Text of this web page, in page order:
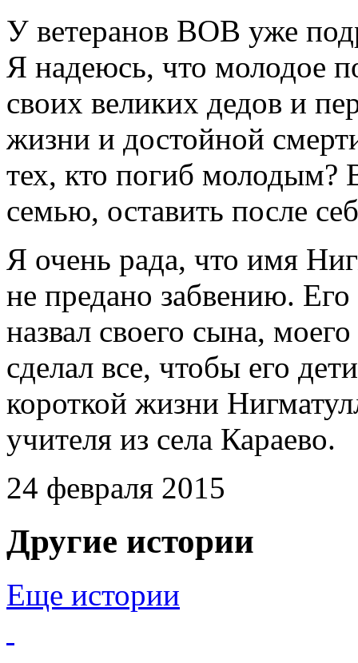
У ветеранов ВОВ уже
Я надеюсь, что молодое
своих великих дедов и
жизни и достойной
тех, кто погиб молодым?
семью, оставить после
Я очень рада, что имя
не предано забвению.
назвал своего сына,
сделал все, чтобы его
короткой жизни
учителя из села Караево.
24 февраля 2015
Другие истории
Еще истории